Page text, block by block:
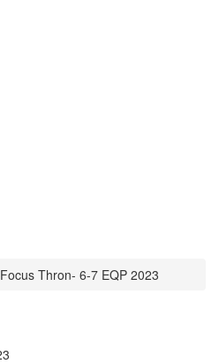
Focus Thron- 6-7 EQP 2023